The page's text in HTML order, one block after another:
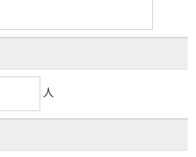
人